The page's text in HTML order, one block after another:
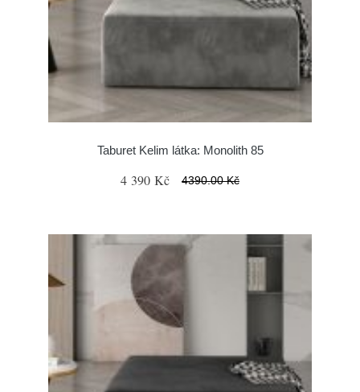
Taburet Kelim látka: Monolith 85
4 390 Kč 4390.00 Kč